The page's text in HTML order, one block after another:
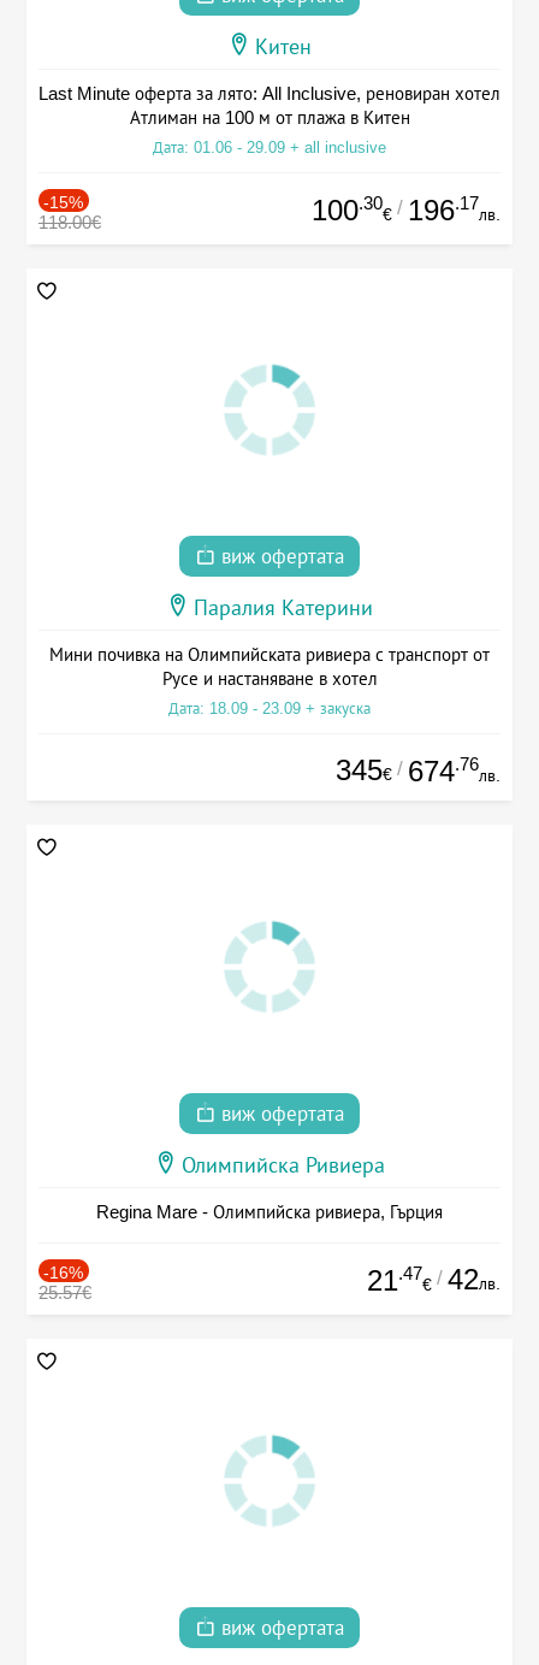
Китен
Last Minute оферта за лято: All Inclusive, реновиран хотел
Атлиман на 100 м от плажа в Китен
Дата: 01.06 - 29.09 + all inclusive
-15%
118.00€ 100.30
€ / 196.17
лв.
виж офертата
Паралия Катерини
Мини почивка на Олимпийската ривиера с транспорт от
Русе и настаняване в хотел
Дата: 18.09 - 23.09 + закуска
345€ / 674.76
лв.
виж офертата
Олимпийска Ривиера
Regina Mare - Олимпийска ривиера, Гърция
-16%
25.57€ 21.47
€ / 42лв.
виж офертата